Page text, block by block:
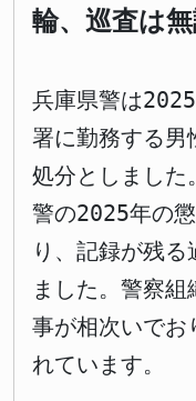
輪、巡査は
兵庫県警は
署に勤務する男
処分としました
警の2025年の
り、記録が残
ました。警察
事が相次いでお
れています。